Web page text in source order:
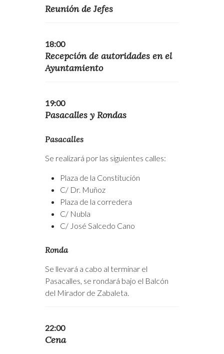
Reunión de Jefes
18:00
Recepción de autoridades en el
Ayuntamiento
19:00
Pasacalles y Rondas
Pasacalles
Se realizará por las siguientes calles:
Plaza de la Constitución
C/ Dr. Muñoz
Plaza de la corredera
C/ Nubla
C/ José Salcedo Cano
Ronda
Se llevará a cabo al terminar el
Pasacalles, se rondará bajo el Balcón
del Mirador de Zabaleta.
22:00
Cena